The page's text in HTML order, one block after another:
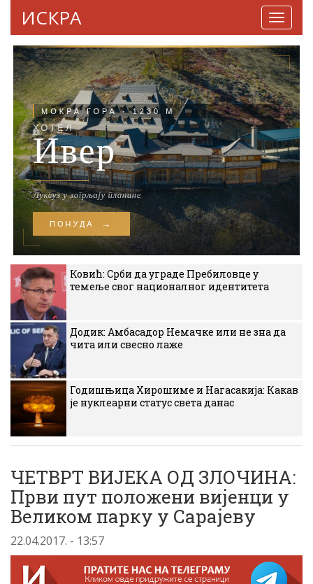
ИСКРА
Ковић: Срби да уграде Пребиловце у
темеље свог националног идентитета
Додик: Амбасадор Немачке или не зна да
чита или свесно лаже
Годишњица Хирошиме и Нагасакија: Какав
је нуклеарни статус света данас
ЧЕТВРТ ВИЈЕКА ОД ЗЛОЧИНА:
Први пут положени вијенци у
Великом парку у Сарајеву
22.04.2017. - 13:57